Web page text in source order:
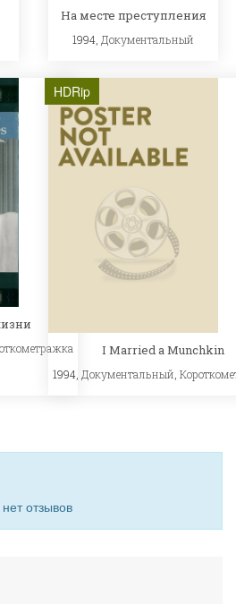
На месте преступления
1994, Документальный
HDRip
I Married a Munchkin
1994,Документальный,
отзывов